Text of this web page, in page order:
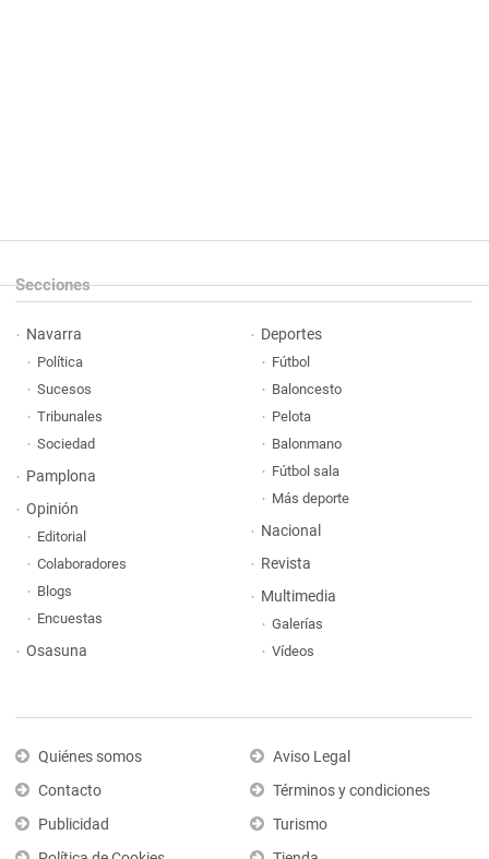
Secciones
Navarra
Política
Sucesos
Tribunales
Sociedad
Pamplona
Opinión
Editorial
Colaboradores
Blogs
Encuestas
Osasuna
Deportes
Fútbol
Baloncesto
Pelota
Balonmano
Fútbol sala
Más deporte
Nacional
Revista
Multimedia
Galerías
Vídeos
Quiénes somos
Contacto
Publicidad
Aviso Legal
Términos y condiciones
Turismo